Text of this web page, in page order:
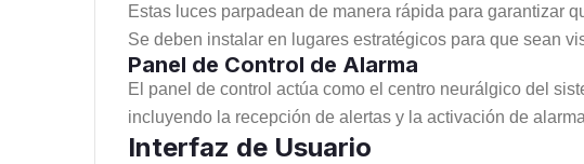
Estas luces parpadean de manera rápida para garantizar
Se deben instalar en lugares estratégicos para que sean
Panel de Control de Alarma
El panel de control actúa como el centro neurálgico del
incluyendo la recepción de alertas y la activación de
Interfaz de Usuario